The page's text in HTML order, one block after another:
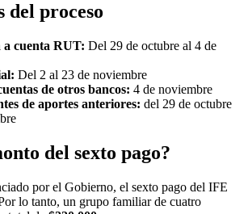
del proceso
a cuenta RUT: Del 29 de octubre al 4 de
Del 2 al 23 de noviembre
de otros bancos: 4 de noviembre
de aportes anteriores: del 29 de octubre
del sexto pago?
por el Gobierno, el sexto pago del IFE
lo tanto, un grupo familiar de cuatro